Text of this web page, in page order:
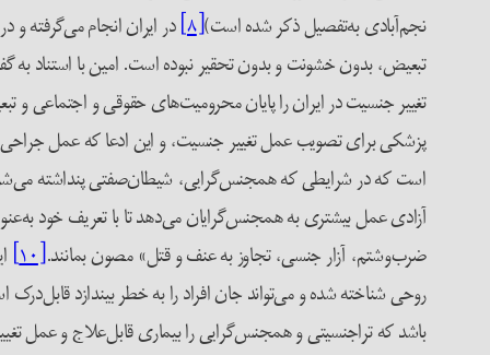
نجم‌آبادی به‌تفصیل ذکر شده است)[۸] در ایران انجام می‌گرفته
تبعیض، بدون خشونت و بدون تحقیر نبوده است. امین با استناد به
تغییر جنسیت در ایران را پایان محرومیت‌های حقوقی و اجتماعی
پزشکی برای تصویب عمل تغییر جنسیت، و این ادعا که عمل
است که در شرایطی که همجنس‌گرایی، شیطان‌صفتی پنداشته
آزادی عمل بیشتری به همجنس‌گرایان می‌دهد تا با تعریف خود
ضرب‌و‌شتم، آزار جنسی، تجاوز به عنف و قتل» مصون بمانند.[۱۰]
روحی شناخته شده و می‌تواند جان افراد را به خطر بیندازد
باشد که تراجنسیتی و همجنس‌گرایی را بیماری قابل‌علاج و عمل